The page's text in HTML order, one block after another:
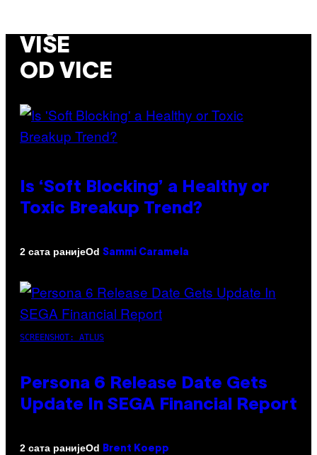
VIŠE
OD VICE
Is ‘Soft Blocking’ a Healthy or
Toxic Breakup Trend?
2 сата ранијеOd Sammi Caramela
SCREENSHOT: ATLUS
Persona 6 Release Date Gets
Update In SEGA Financial Report
2 сата ранијеOd Brent Koepp